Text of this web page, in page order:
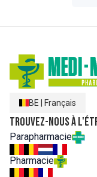
BE Français
Trouvez-nous à
Parapharmacie
Pharmacie